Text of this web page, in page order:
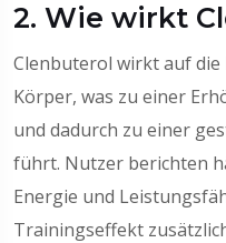
2. Wie wirkt
Clenbuterol wirkt auf
Körper, was zu einer
und dadurch zu einer
führt. Nutzer berichten
Energie und
Trainingseffekt